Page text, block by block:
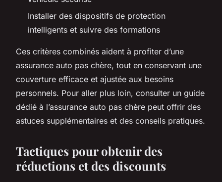
Installer des dispositifs de protection
intelligents et suivre des formations
Ces critères combinés aident à profiter d’une
assurance auto pas chère, tout en conservant une
couverture efficace et ajustée aux besoins
personnels. Pour aller plus loin, consulter un guide
dédié à l’assurance auto pas chère peut offrir des
astuces supplémentaires et des conseils pratiques.
Tactiques pour obtenir des
réductions et des discounts